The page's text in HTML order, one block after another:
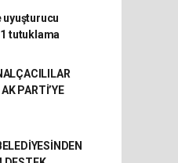
tutuklama
PARTİ’YE